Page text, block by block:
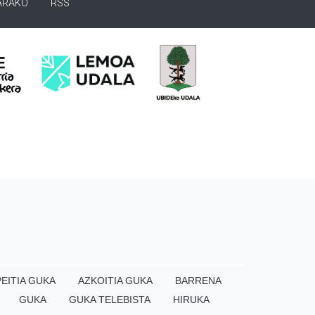
RSS
GUKA AZKOITIA GUKA
BARRENA
GUKA GUKA TELEBISTA
HIRUKA